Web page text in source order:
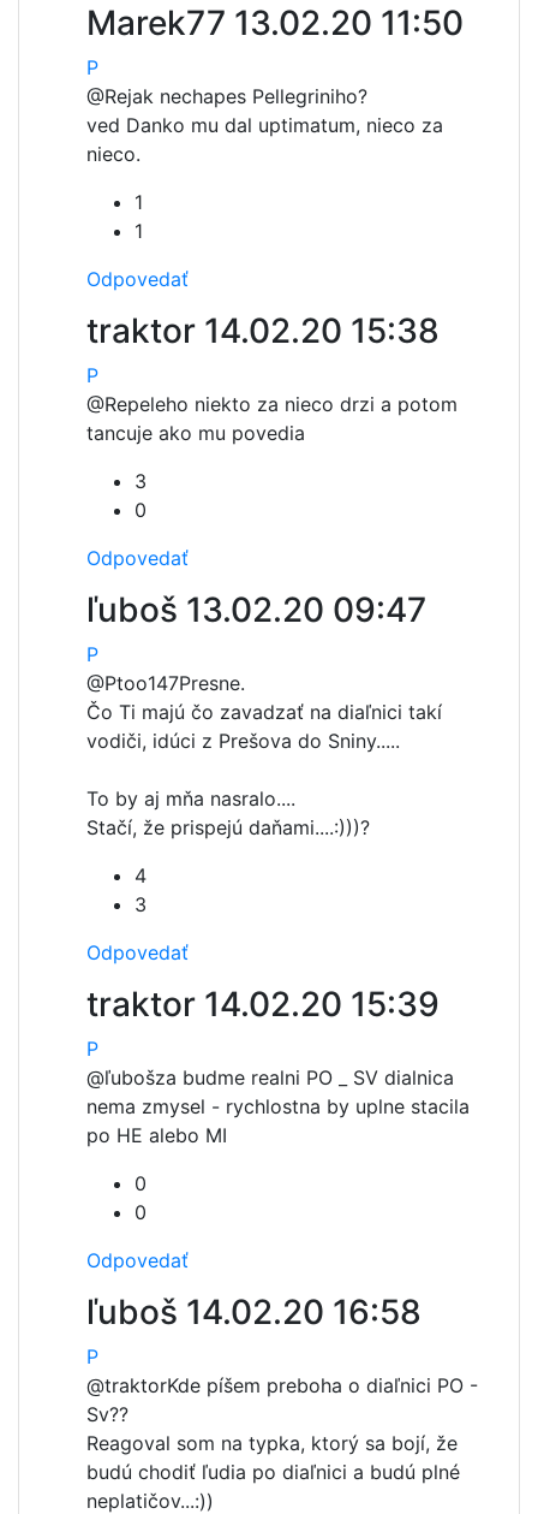
Marek77 13.02.20 11:50
P
@Rejak nechapes Pellegriniho?
ved Danko mu dal uptimatum, nieco za
nieco.
1
1
Odpovedať
traktor 14.02.20 15:38
P
@Repeleho niekto za nieco drzi a potom
tancuje ako mu povedia
3
0
Odpovedať
ľuboš 13.02.20 09:47
P
@Ptoo147Presne.
Čo Ti majú čo zavadzať na diaľnici takí
vodiči, idúci z Prešova do Sniny.....
To by aj mňa nasralo....
Stačí, že prispejú daňami....:)))?
4
3
Odpovedať
traktor 14.02.20 15:39
P
@ľubošza budme realni PO _ SV dialnica
nema zmysel - rychlostna by uplne stacila
po HE alebo MI
0
0
Odpovedať
ľuboš 14.02.20 16:58
P
@traktorKde píšem preboha o diaľnici PO -
Sv??
Reagoval som na typka, ktorý sa bojí, že
budú chodiť ľudia po diaľnici a budú plné
neplatičov...:))